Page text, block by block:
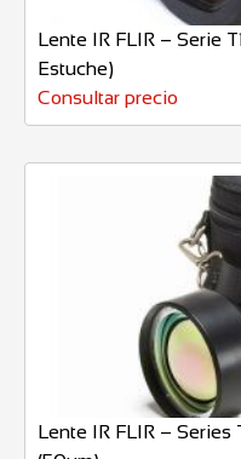
Lente IR FLIR – Serie
Estuche)
Consultar precio
Lente IR FLIR –